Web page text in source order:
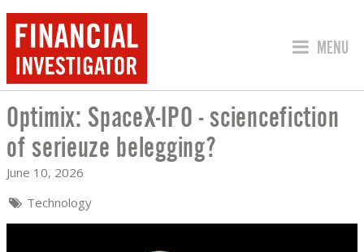
JUMP
MENU
OPTIMIX: SPACEX-IPO -
Optimix: SpaceX-IPO - sciencefiction
of serieuze belegging?
June 10, 2026
Technology